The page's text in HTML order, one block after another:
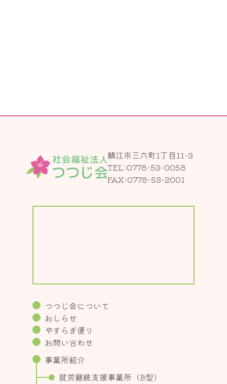
鯖江市三六町1丁目11-3
TEL:0778-53-0058
FAX:0778-53-2001
つつじ会について
おしらせ
やすらぎ便り
お問い合わせ
事業所紹介
就労継続支援事業所（B型）